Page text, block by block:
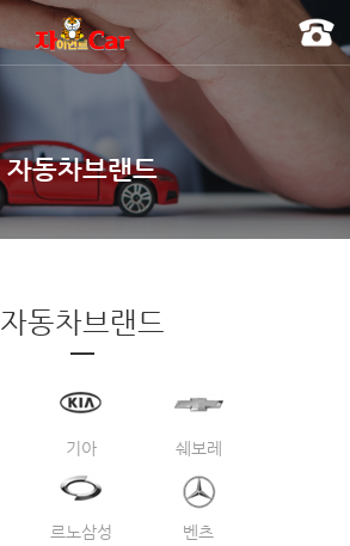
자동차브랜드
자동차브랜드
기아 쉐보레
르노삼성 벤츠